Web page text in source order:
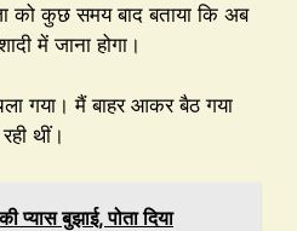
को कुछ समय बाद बताया कि अब
में जाना होगा।
गया। मैं बाहर आकर बैठ गया
थीं।
प्यास बुझाई, पोता दिया